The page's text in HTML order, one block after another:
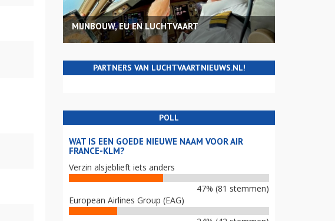
MIJNBOUW, EU EN LUCHTVAART
PARTNERS VAN LUCHTVAARTNIEUWS.NL!
POLL
WAT IS EEN GOEDE NIEUWE NAAM VOOR AIR
FRANCE-KLM?
Verzin alsjeblieft iets anders
47% (81 stemmen)
European Airlines Group (EAG)